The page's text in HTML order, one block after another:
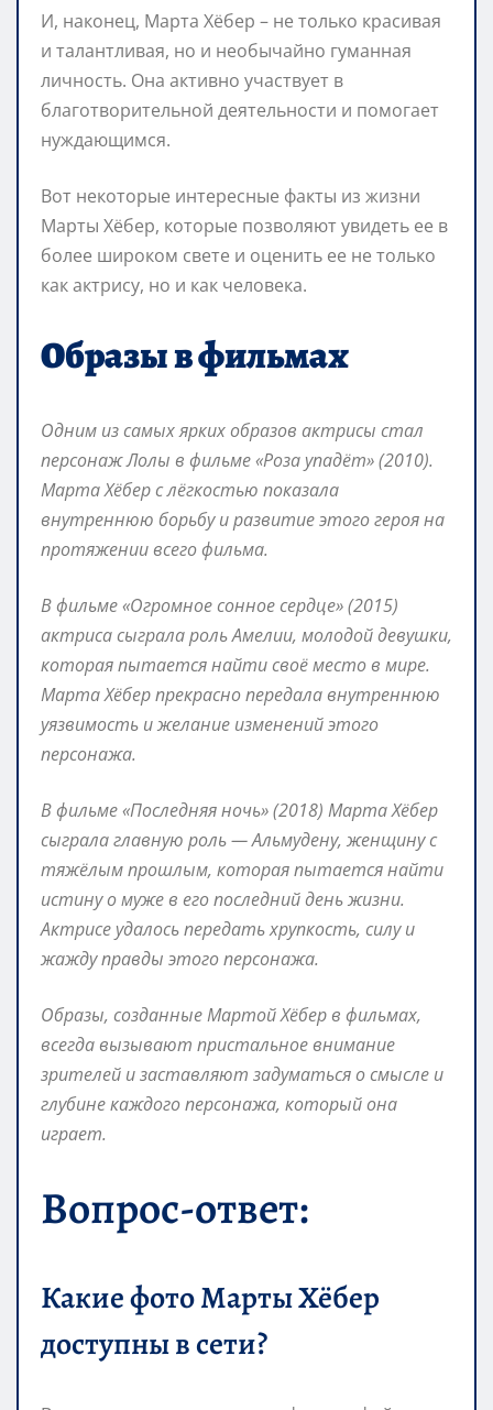
И, наконец, Марта Хёбер – не только красивая
и талантливая, но и необычайно гуманная
личность. Она активно участвует в
благотворительной деятельности и помогает
нуждающимся.
Вот некоторые интересные факты из жизни
Марты Хёбер, которые позволяют увидеть ее в
более широком свете и оценить ее не только
как актрису, но и как человека.
Образы в фильмах
Одним из самых ярких образов актрисы стал
персонаж Лолы в фильме «Роза упадёт» (2010).
Марта Хёбер с лёгкостью показала
внутреннюю борьбу и развитие этого героя на
протяжении всего фильма.
В фильме «Огромное сонное сердце» (2015)
актриса сыграла роль Амелии, молодой девушки,
которая пытается найти своё место в мире.
Марта Хёбер прекрасно передала внутреннюю
уязвимость и желание изменений этого
персонажа.
В фильме «Последняя ночь» (2018) Марта Хёбер
сыграла главную роль — Альмудену, женщину с
тяжёлым прошлым, которая пытается найти
истину о муже в его последний день жизни.
Актрисе удалось передать хрупкость, силу и
жажду правды этого персонажа.
Образы, созданные Мартой Хёбер в фильмах,
всегда вызывают пристальное внимание
зрителей и заставляют задуматься о смысле и
глубине каждого персонажа, который она
играет.
Вопрос-ответ:
Какие фото Марты Хёбер
доступны в сети?